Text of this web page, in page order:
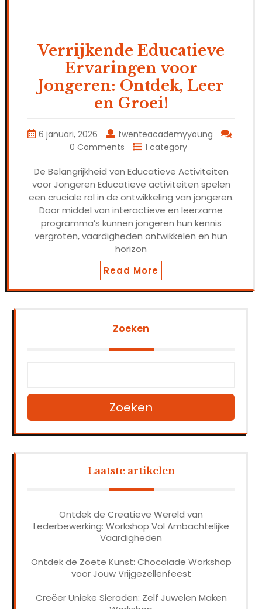
Verrijkende Educatieve
Ervaringen voor
Jongeren: Ontdek, Leer
en Groei!
6 januari, 2026
twenteacademyyoung
0 Comments
1 category
De Belangrijkheid van Educatieve Activiteiten
voor Jongeren Educatieve activiteiten spelen
een cruciale rol in de ontwikkeling van jongeren.
Door middel van interactieve en leerzame
programma’s kunnen jongeren hun kennis
vergroten, vaardigheden ontwikkelen en hun
horizon
Read More
Zoeken
Zoeken
Laatste artikelen
Ontdek de Creatieve Wereld van
Lederbewerking: Workshop Vol Ambachtelijke
Vaardigheden
Ontdek de Zoete Kunst: Chocolade Workshop
voor Jouw Vrijgezellenfeest
Creëer Unieke Sieraden: Zelf Juwelen Maken